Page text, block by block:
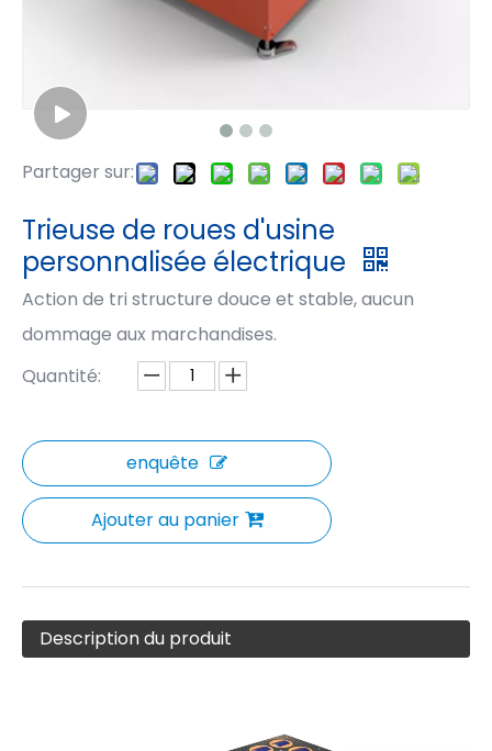
Partager sur:
Trieuse de roues d'usine
personnalisée électrique
Action de tri structure douce et stable, aucun
dommage aux marchandises.
Quantité:
enquête
Ajouter au panier
Description du produit